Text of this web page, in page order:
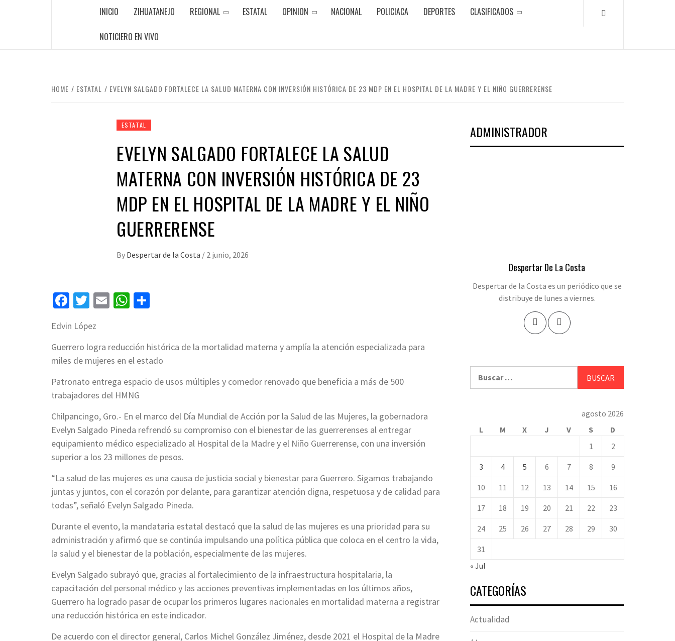
INICIO ZIHUATANEJO REGIONAL ESTATAL OPINION NACIONAL POLICIACA DEPORTES CLASIFICADOS
NOTICIERO EN VIVO
HOME ESTATAL EVELYN SALGADO FORTALECE LA SALUD MATERNA CON INVERSIÓN HISTÓRICA DE 23 MDP EN EL HOSPITAL DE LA MADRE Y EL NIÑO GUERRERENSE
ESTATAL
EVELYN SALGADO FORTALECE LA SALUD
MATERNA CON INVERSIÓN HISTÓRICA DE 23
MDP EN EL HOSPITAL DE LA MADRE Y EL NIÑO
GUERRERENSE
By Despertar de la Costa / 2 junio, 2026
Facebook
Twitter
EmailWhatsApp
Edvin López
Guerrero logra reducción histórica de la mortalidad materna y amplía la atención especializada para
miles de mujeres en el estado
Patronato entrega espacio de usos múltiples y comedor renovado que beneficia a más de 500
trabajadores del HMNG
Chilpancingo, Gro.- En el marco del Día Mundial de Acción por la Salud de las Mujeres, la gobernadora
Evelyn Salgado Pineda refrendó su compromiso con el bienestar de las guerrerenses al entregar
equipamiento médico especializado al Hospital de la Madre y el Niño Guerrerense, con una inversión
superior a los 23 millones de pesos.
“La salud de las mujeres es una causa de justicia social y bienestar para Guerrero. Sigamos trabajando
juntas y juntos, con el corazón por delante, para garantizar atención digna, respetuosa y de calidad para
todas”, señaló Evelyn Salgado Pineda.
Durante el evento, la mandataria estatal destacó que la salud de las mujeres es una prioridad para su
administración y afirmó que se continúa impulsando una política pública que coloca en el centro la vida,
la salud y el bienestar de la población, especialmente de las mujeres.
Evelyn Salgado subrayó que, gracias al fortalecimiento de la infraestructura hospitalaria, la
capacitación del personal médico y las acciones preventivas implementadas en los últimos años,
Guerrero ha logrado pasar de ocupar los primeros lugares nacionales en mortalidad materna a registrar
una reducción histórica en este indicador.
De acuerdo con el director general, Carlos Michel González Jiménez, desde 2021 el Hospital de la Madre
ADMINISTRADOR
Despertar De La Costa
Despertar de la Costa es un periódico que se
distribuye de lunes a viernes.
agosto 2026
L
M X J V S
D
1
2
3 4 5 6 7 8 9
10 11 12 13 14 15 16
17 18 19 20 21 22 23
24 25 26 27 28 29 30
31
« Jul
CATEGORÍAS
Actualidad